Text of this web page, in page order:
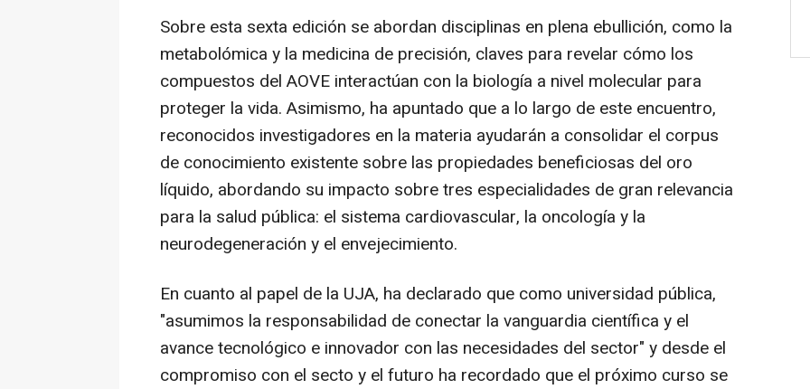
Sobre esta sexta edición se abordan disciplinas en plena ebullición, como la
metabolómica y la medicina de precisión, claves para revelar cómo los
compuestos del AOVE interactúan con la biología a nivel molecular para
proteger la vida. Asimismo, ha apuntado que a lo largo de este encuentro,
reconocidos investigadores en la materia ayudarán a consolidar el corpus
de conocimiento existente sobre las propiedades beneficiosas del oro
líquido, abordando su impacto sobre tres especialidades de gran relevancia
para la salud pública: el sistema cardiovascular, la oncología y la
neurodegeneración y el envejecimiento.
En cuanto al papel de la UJA, ha declarado que como universidad pública,
"asumimos la responsabilidad de conectar la vanguardia científica y el
avance tecnológico e innovador con las necesidades del sector" y desde el
compromiso con el secto y el futuro ha recordado que el próximo curso se